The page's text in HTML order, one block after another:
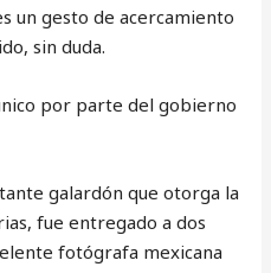
un gesto de acercamiento
sin duda.
por parte del gobierno
galardón que otorga la
fue entregado a dos
fotógrafa mexicana